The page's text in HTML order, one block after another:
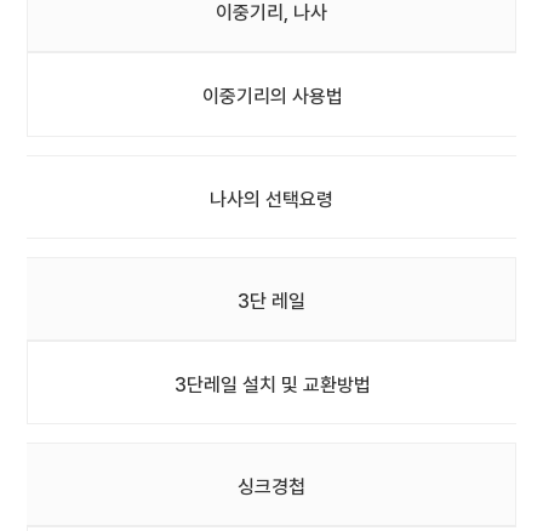
이중기리, 나사
이중기리의 사용법
나사의 선택요령
3단 레일
3단레일 설치 및 교환방법
싱크경첩